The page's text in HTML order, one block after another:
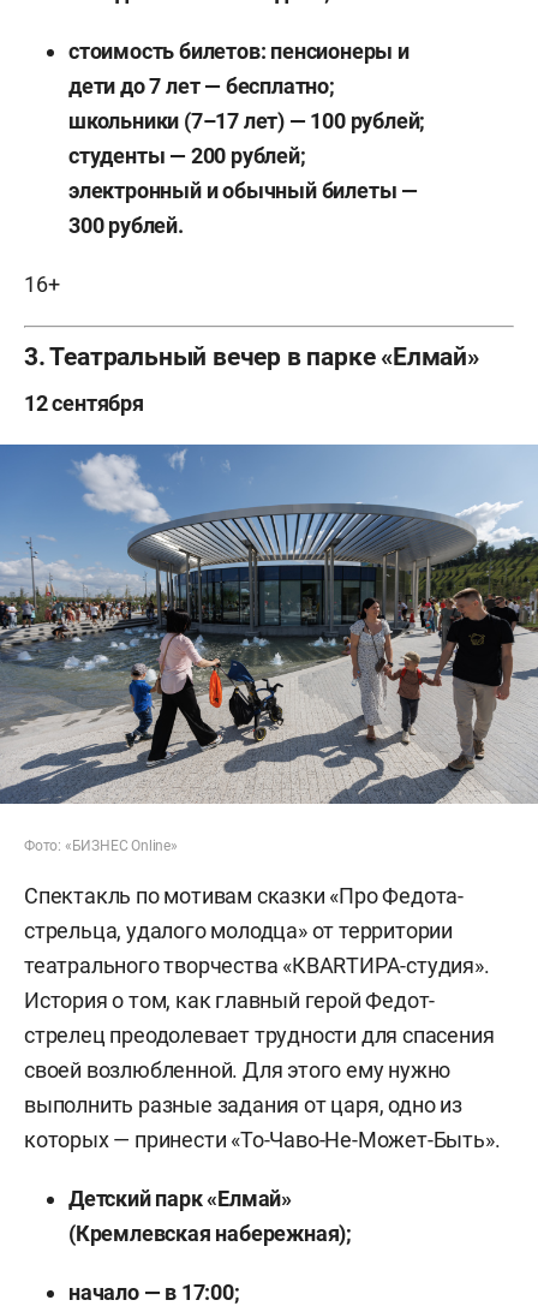
стоимость билетов: пенсионеры и
дети до 7 лет — бесплатно;
школьники (7–17 лет) — 100 рублей;
студенты — 200 рублей;
электронный и обычный билеты —
300 рублей.
16+
3. Театральный вечер в парке «Елмай»
12 сентября
Фото: «БИЗНЕС Online»
Спектакль по мотивам сказки «Про Федота-
стрельца, удалого молодца» от территории
театрального творчества «КВARТИРА-студия».
История о том, как главный герой Федот-
стрелец преодолевает трудности для спасения
своей возлюбленной. Для этого ему нужно
выполнить разные задания от царя, одно из
которых — принести «То-Чаво-Не-Может-Быть».
Детский парк «Елмай»
(Кремлевская набережная);
начало — в 17:00;